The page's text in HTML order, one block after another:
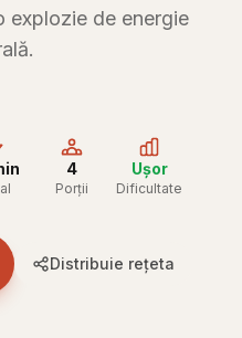
explozie de energie
4
Porții
Ușor
Dificultate
Distribuie rețeta